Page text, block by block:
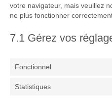
votre navigateur, mais veuillez
ne plus fonctionner
7.1 Gérez vos
Fonctionnel
Statistiques